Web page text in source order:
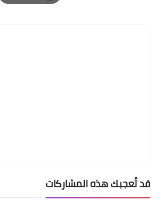
Print
قد تُعجبك هذه المشاركات